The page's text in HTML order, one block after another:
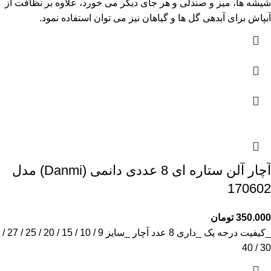
شیشه ها، میز و صندلی و هر جای دیگر می خورد، علاوه بر نظافت از
آبپاش برای آبدهی گل ها و گیاهان نیز می توان استفاده نمود.
آچار آلن ستاره‌ ای 8 عددی دانمی (Danmi) مدل
170602
350.000 تومان
_کیفیت درجه یک _داری 8 عدد آچار _سایز 9 / 10 / 15 / 20 / 25 / 27 /
30 / 40